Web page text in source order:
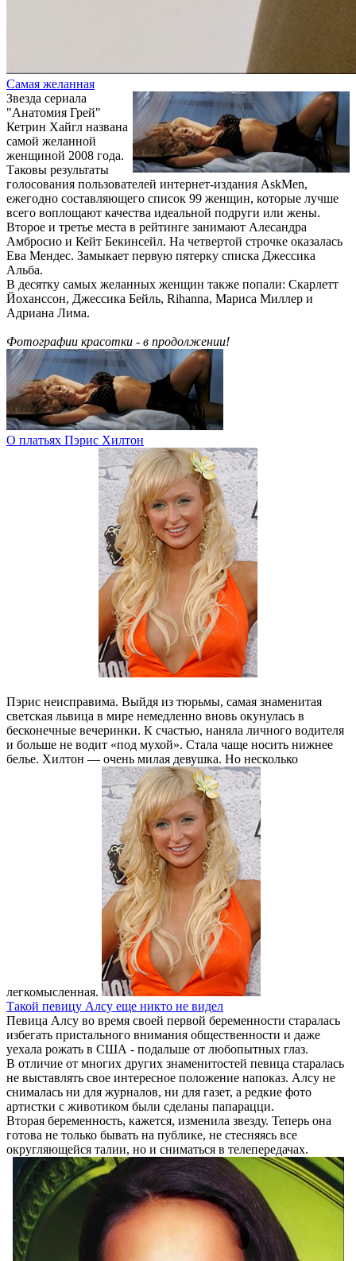
Самая желанная
Звезда сериала
"Анатомия Грей"
Кетрин Хайгл названа
самой желанной
женщиной 2008 года.
Таковы результаты
голосования пользователей интернет-издания AskMen,
ежегодно составляющего список 99 женщин, которые лучше
всего воплощают качества идеальной подруги или жены.
Второе и третье места в рейтинге занимают Алесандра
Амбросио и Кейт Бекинсейл. На четвертой строчке оказалась
Ева Мендес. Замыкает первую пятерку списка Джессика
Альба.
В десятку самых желанных женщин также попали: Скарлетт
Йоханссон, Джессика Бейль, Rihanna, Мариса Миллер и
Адриана Лима.
Фотографии красотки - в продолжении!
О платьях Пэрис Хилтон
Пэрис неисправима. Выйдя из тюрьмы, самая знаменитая
светская львица в мире немедленно вновь окунулась в
бесконечные вечеринки. К счастью, наняла личного водителя
и больше не водит «под мухой». Стала чаще носить нижнее
белье. Хилтон — очень милая девушка. Но несколько
легкомысленная.
Такой певицу Алсу еще никто не видел
Певица Алсу во время своей первой беременности старалась
избегать пристального внимания общественности и даже
уехала рожать в США - подальше от любопытных глаз.
В отличие от многих других знаменитостей певица старалась
не выставлять свое интересное положение напоказ. Алсу не
снималась ни для журналов, ни для газет, а редкие фото
артистки с животиком были сделаны папарацци.
Вторая беременность, кажется, изменила звезду. Теперь она
готова не только бывать на публике, не стесняясь все
округляющейся талии, но и сниматься в телепередачах.